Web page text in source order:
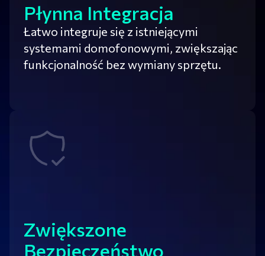
Płynna Integracja
Łatwo integruje się z istniejącymi
systemami domofonowymi, zwiększając
funkcjonalność bez wymiany sprzętu.
Zwiększone
Bezpieczeństwo